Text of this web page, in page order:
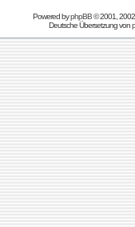
Powered byphpBB© 2001,
Deutsche Übersetzung von